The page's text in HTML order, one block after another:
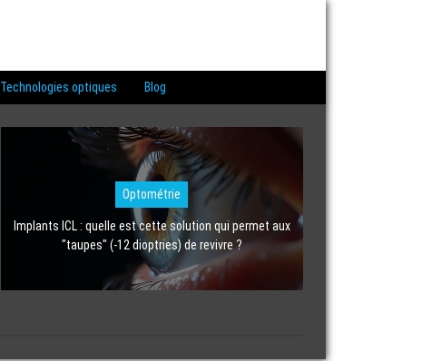
Technologies optiques Blog
Optométrie
Implants ICL : quelle est cette solution qui permet aux
"taupes" (-12 dioptries) de revivre ?